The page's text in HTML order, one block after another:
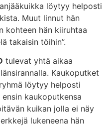
löytyy helposti
Muut linnut hän
kohteen hän kiiruhtaa
takaisin töihin”.
tulevat yhtä aikaa
Kaukoputket
löytyy helposti
kaukoputkensa
kuikan jolla ei näy
lukeneena hän